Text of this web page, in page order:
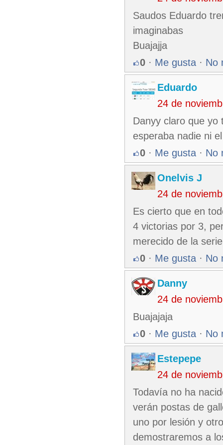
Saudos Eduardo
imaginabas
Buajajja
0 · Me gusta · No
Eduardo
24 de
Danyy claro que yo
esperaba nadie ni
0 · Me gusta · No
Onelvis J
24 de
Es cierto que en
4 victorias por 3,
merecido de la
0 · Me gusta · No
Danny
24 de
Buajajaja
0 · Me gusta · No
Estepepe
24 de
Todavía no ha
verán postas de
uno por lesión y
demostraremos a